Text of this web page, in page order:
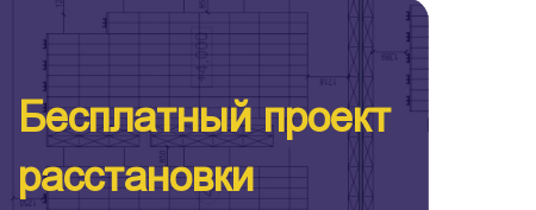
Бесплатный проект
расстановки